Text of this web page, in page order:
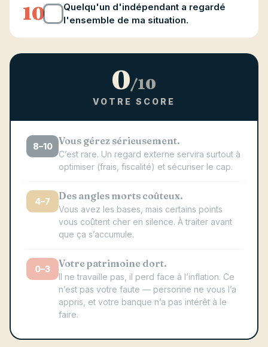
10
Quelqu'un d'indépendant a regardé
l'ensemble de ma situation.
0/10
VOTRE SCORE
8–10 Vous gérez sérieusement.
C’est rare. Un regard externe servira surtout à
optimiser (frais, fiscalité) et sécuriser le cap.
4–7 Des angles morts coûteux.
Vous avez les bases, mais certains points
vous coûtent cher en silence. À traiter avant
que ça s’accumule.
0–3 Votre patrimoine dort.
Il ne travaille pas, il perd face à l’inflation. Ce
n’est pas votre faute — personne ne vous l’a
appris, et votre banque n’a pas intérêt à le
faire.